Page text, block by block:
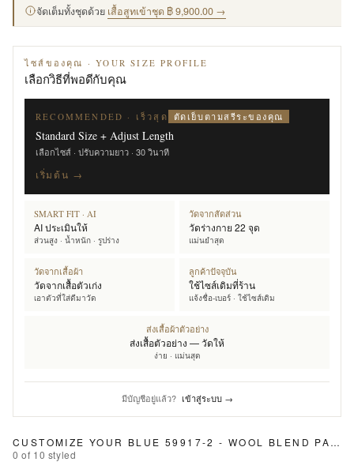
จัดเต็มทั้งชุดด้วย เสื้อสูทเข้าชุด ฿ 9,900.00 →
ไซส์ของคุณ · YOUR SIZE PROFILE
เลือกวิธีที่พอดีกับคุณ
RECOMMENDED · เร็วสุด ตัดเย็บตามสรีระของคุณ
Standard Size + Adjust Length
เลือกไซส์ · ปรับความยาว · 30 วินาที
เริ่มต้น →
SMART FIT · AI
AI ประเมินให้
ส่วนสูง · น้ำหนัก · รูปร่าง
วัดจากสัดส่วน
วัดร่างกาย 22 จุด
แม่นยำสุด
วัดจากเสื้อผ้า
วัดจากเสื้อตัวเก่ง
เอาตัวที่ใส่ดีมาวัด
ลูกค้าปัจจุบัน
ใช้ไซส์เดิมที่ร้าน
แจ้งชื่อ-เบอร์ · ใช้ไซส์เดิม
ส่งเสื้อผ้าตัวอย่าง
ส่งเสื้อตัวอย่าง — วัดให้
ง่าย · แม่นสุด
มีบัญชีอยู่แล้ว? เข้าสู่ระบบ →
CUSTOMIZE YOUR BLUE 59917-2 - WOOL BLEND PANTS
0 of 10 styled